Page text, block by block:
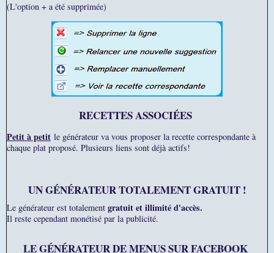
(L'option + a été supprimée)
RECETTES ASSOCIÉES
Petit à petit le générateur va vous proposer la recette correspondante à
chaque plat proposé. Plusieurs liens sont déjà actifs!
UN GÉNÉRATEUR TOTALEMENT GRATUIT !
Le générateur est totalement gratuit et illimité d'accès.
Il reste cependant monétisé par la publicité.
LE GÉNÉRATEUR DE MENUS SUR FACEBOOK